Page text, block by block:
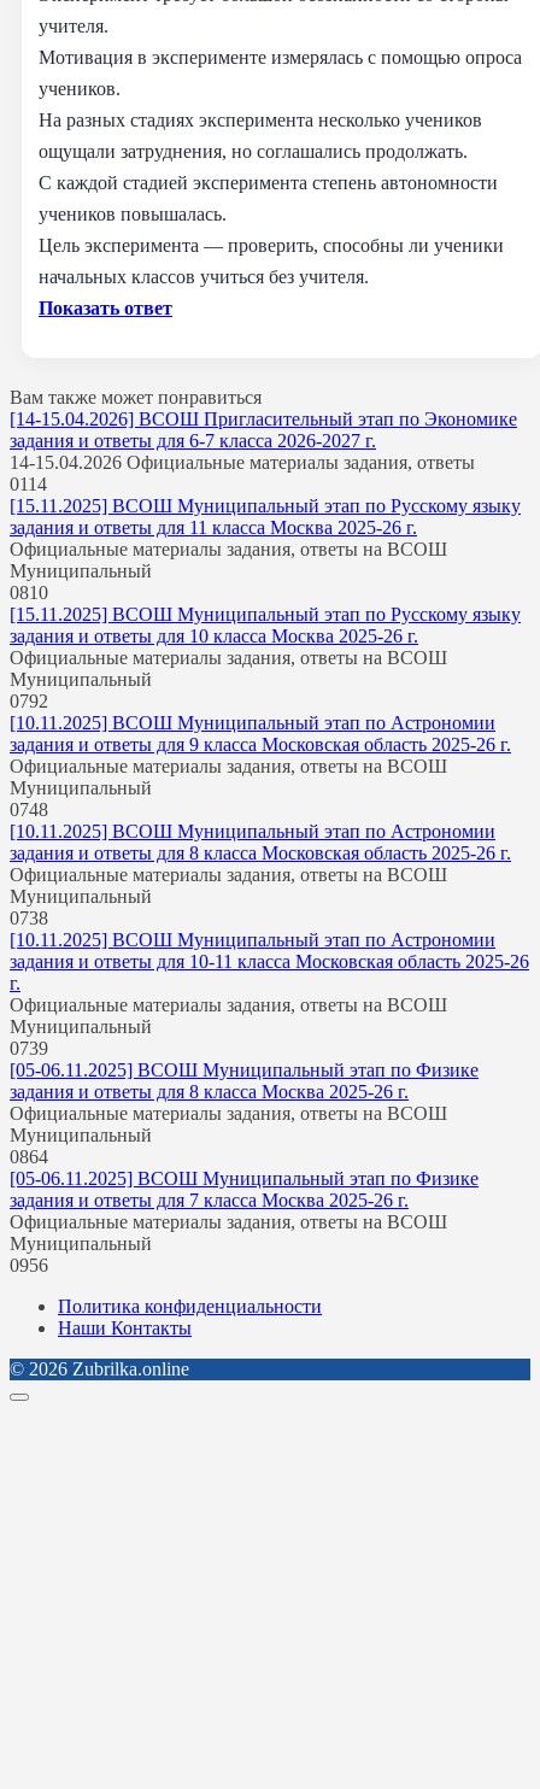
учителя.
Мотивация в эксперименте измерялась с помощью опроса
учеников.
На разных стадиях эксперимента несколько учеников
ощущали затруднения, но соглашались продолжать.
С каждой стадией эксперимента степень автономности
учеников повышалась.
Цель эксперимента — проверить, способны ли ученики
начальных классов учиться без учителя.
Показать ответ
Вам также может понравиться
[14-15.04.2026] ВСОШ Пригласительный этап по Экономике
задания и ответы для 6-7 класса 2026-2027 г.
14-15.04.2026 Официальные материалы задания, ответы
0114
[15.11.2025] ВСОШ Муниципальный этап по Русскому языку
задания и ответы для 11 класса Москва 2025-26 г.
Официальные материалы задания, ответы на ВСОШ
Муниципальный
0810
[15.11.2025] ВСОШ Муниципальный этап по Русскому языку
задания и ответы для 10 класса Москва 2025-26 г.
Официальные материалы задания, ответы на ВСОШ
Муниципальный
0792
[10.11.2025] ВСОШ Муниципальный этап по Астрономии
задания и ответы для 9 класса Московская область 2025-26 г.
Официальные материалы задания, ответы на ВСОШ
Муниципальный
0748
[10.11.2025] ВСОШ Муниципальный этап по Астрономии
задания и ответы для 8 класса Московская область 2025-26 г.
Официальные материалы задания, ответы на ВСОШ
Муниципальный
0738
[10.11.2025] ВСОШ Муниципальный этап по Астрономии
задания и ответы для 10-11 класса Московская область 2025-26
г.
Официальные материалы задания, ответы на ВСОШ
Муниципальный
0739
[05-06.11.2025] ВСОШ Муниципальный этап по Физике
задания и ответы для 8 класса Москва 2025-26 г.
Официальные материалы задания, ответы на ВСОШ
Муниципальный
0864
[05-06.11.2025] ВСОШ Муниципальный этап по Физике
задания и ответы для 7 класса Москва 2025-26 г.
Официальные материалы задания, ответы на ВСОШ
Муниципальный
0956
Политика конфиденциальности
Наши Контакты
© 2026 Zubrilka.online